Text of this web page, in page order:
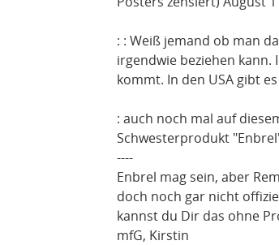
: : Weiß jemand ob man
irgendwie beziehen kann.
kommt. In den USA gibt
: auch noch mal auf
Schwesterprodukt
----
Enbrel mag sein, aber
doch noch gar nicht
kannst du Dir das ohne
mfG, Kirstin